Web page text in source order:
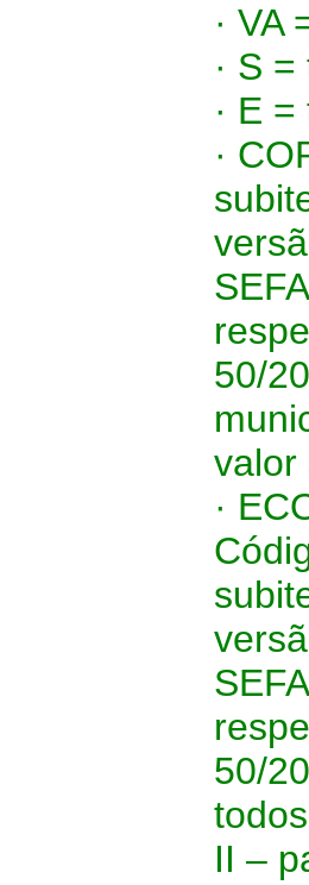
· VA
· S
· E
·
50/
valor
·
50/
II –